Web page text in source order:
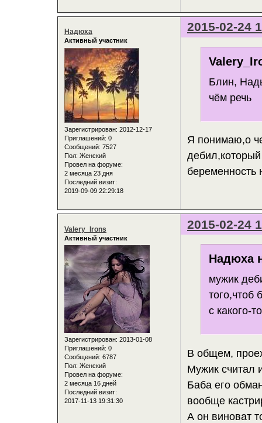
2015-02-24
Надюха
Активный участник
Зарегистрирован: 2012-12-17
Приглашений: 0
Сообщений: 7527
Пол: Женский
Провел на форуме:
2 месяца 23 дня
Последний визит:
2019-09-09 22:29:18
Блин,
чём речь
Я понимаю,о
беременность
2015-02-24
Valery_Irons
Активный участник
Зарегистрирован: 2013-01-08
Приглашений: 0
Сообщений: 6787
Пол: Женский
Провел на форуме:
2 месяца 16 дней
Последний визит:
2017-11-13 19:31:30
Надюха
мужик
того,чтоб
с какого-
В общем,
Мужик считал
Баба его
вообще
А он виноват